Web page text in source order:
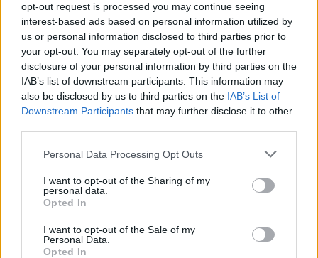
opt-out request is processed you may continue seeing
interest-based ads based on personal information utilized by
us or personal information disclosed to third parties prior to
your opt-out. You may separately opt-out of the further
disclosure of your personal information by third parties on the
IAB’s list of downstream participants. This information may
also be disclosed by us to third parties on the IAB’s List of
Downstream Participants that may further disclose it to other
Please note that this website/app uses one or more Google
not limited to your visit or usage behaviour. You may click to
grant or deny consent to Google and its third-party tags to
use your data for below specified purposes in below Google
consent section.
Personal Data Processing Opt Outs
I want to opt-out of the Sharing of my
personal data.
Opted In
I want to opt-out of the Sale of my
Personal Data.
Opted In
#SOROZAT KLUB #SZEMFÉNYVESZTŐK
#PRIVÁT KOPÓK #DOKTOR MURPHY #SOROZATOK
PREMIER
Népszerű